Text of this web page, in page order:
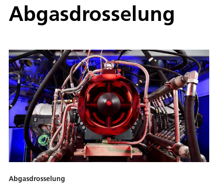
Abgasdrosselung
Abgasdrosselung